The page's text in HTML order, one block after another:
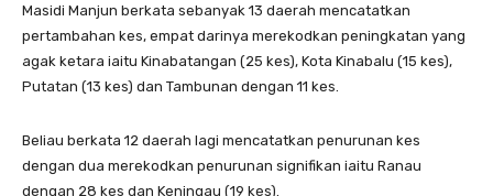
Masidi Manjun berkata sebanyak 13 daerah mencatatkan
pertambahan kes, empat darinya merekodkan peningkatan yang
agak ketara iaitu Kinabatangan (25 kes), Kota Kinabalu (15 kes),
Putatan (13 kes) dan Tambunan dengan 11 kes.
Beliau berkata 12 daerah lagi mencatatkan penurunan kes
dengan dua merekodkan penurunan signifikan iaitu Ranau
dengan 28 kes dan Keningau (19 kes).